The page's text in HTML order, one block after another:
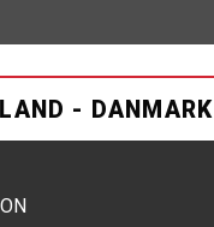
- DANMARK